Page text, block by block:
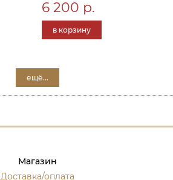
6 200 р.
в корзину
ещё...
Магазин
Доставка/оплата